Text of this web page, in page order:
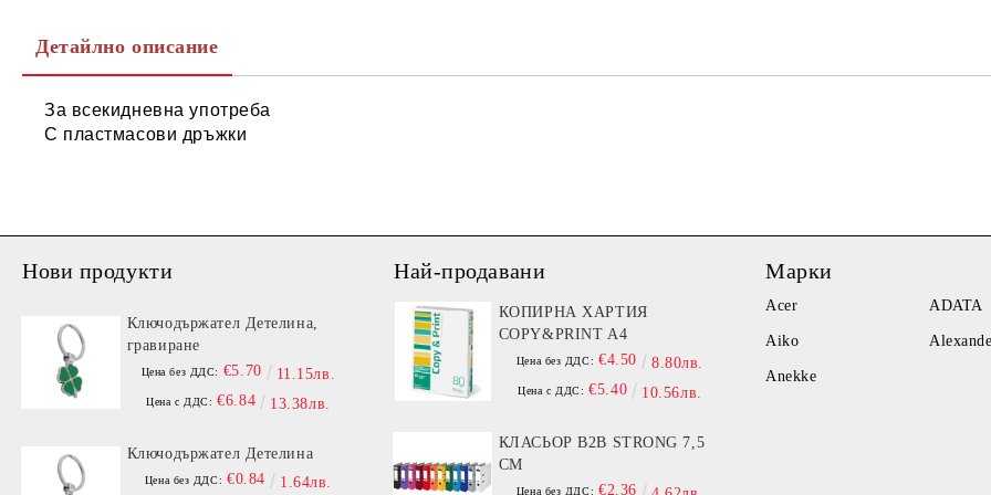
Детайлно описание
За всекидневна употреба
С пластмасови дръжки
Нови продукти
Ключодържател Детелина,
гравиране
Цена без ДДС: €5.70 11.15лв.
Цена с ДДС: €6.84 13.38лв.
Ключодържател Детелина
Цена без ДДС: €0.84 1.64лв.
Най-продавани
КОПИРНА ХАРТИЯ
COPY&PRINT A4
Цена без ДДС: €4.50 8.80лв.
Цена с ДДС: €5.40 10.56лв.
КЛАСЬОР B2B STRONG 7,5
СМ
Цена без ДДС: €2.36
Марки
Acer ADATA
Aiko
Anekke